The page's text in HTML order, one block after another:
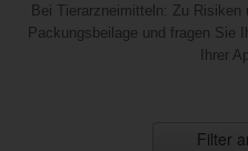
Bei Tierarzneimitteln: Zu
Packungsbeilage und fragen Sie
Ihrer
Filter